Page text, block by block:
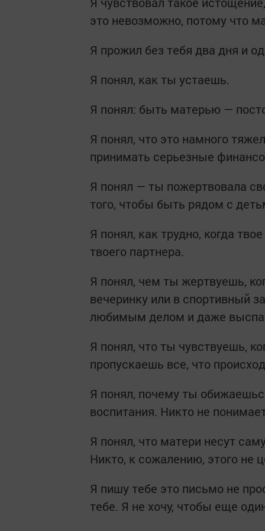
это невозможно, потому что
Я прожил без тебя два дня и
Я понял, как ты устаешь.
Я понял: быть матерью —
Я понял, что это намного
принимать серьезные
Я понял — ты пожертвовала
того, чтобы быть рядом с
Я понял, как трудно, когда
твоего партнера.
Я понял, чем ты жертвуешь,
вечеринку или в спортивный
любимым делом и даже
Я понял, что ты чувствуешь,
пропускаешь все, что
Я понял, почему ты
воспитания. Никто не
Я понял, что матери несут
Никто, к сожалению, этого не
Я пишу тебе это письмо не
тебе. Я не хочу, чтобы еще